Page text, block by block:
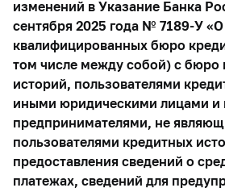
изменений в Указание Банка
сентября 2025 года № 7189-У
квалифицированных бюро
том числе между собой) с бюро
историй, пользователями
иными юридическими лицами и
предпринимателями, не
пользователями кредитных
предоставления сведений о
платежах, сведений для